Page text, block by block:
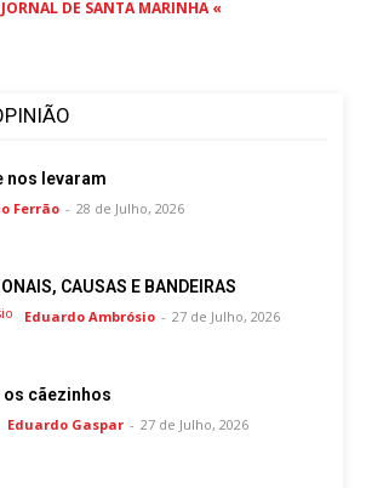
DE SANTA MARINHA «
nos levaram
Ferrão - 28 de Julho, 2026
CAUSAS E BANDEIRAS
Eduardo Ambrósio - 27 de Julho, 2026
os cãezinhos
Eduardo Gaspar - 27 de Julho, 2026